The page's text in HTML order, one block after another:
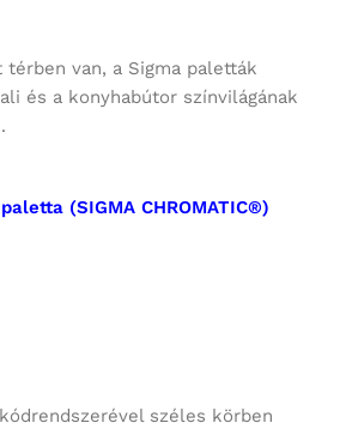
térben van, a Sigma paletták
és a konyhabútor színvilágának
(SIGMA CHROMATIC®)
széles körben